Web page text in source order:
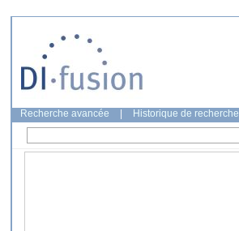
Recherche avancée Historique de recherche